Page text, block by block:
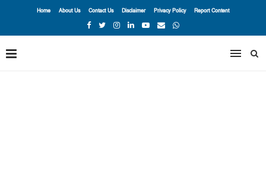
Home About Us Contact Us Disclaimer Privacy Policy Report Content